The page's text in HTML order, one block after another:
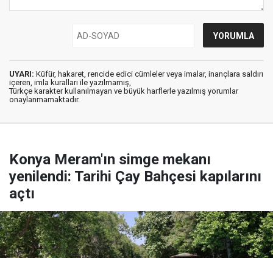
UYARI: Küfür, hakaret, rencide edici cümleler veya imalar, inançlara saldırı
içeren, imla kuralları ile yazılmamış,
Türkçe karakter kullanılmayan ve büyük harflerle yazılmış yorumlar
onaylanmamaktadır.
Konya Meram'ın simge mekanı
yenilendi: Tarihi Çay Bahçesi kapılarını
açtı